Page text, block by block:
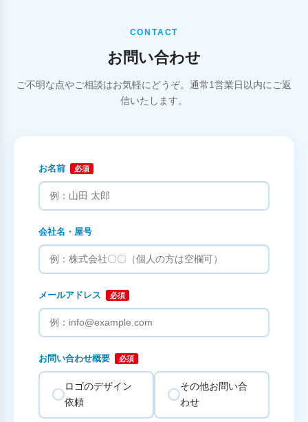
CONTACT
お問い合わせ
ご不明な点やご相談はお気軽にどうぞ。通常1営業日以内にご返
信いたします。
お名前 必須
会社名・屋号
メールアドレス 必須
お問い合わせ概要 必須
ロゴのデザイン
依頼
その他お問い合
わせ